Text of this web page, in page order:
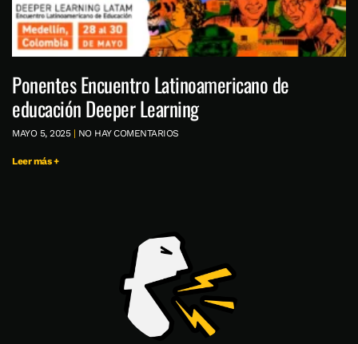
Ponentes Encuentro Latinoamericano de
educación Deeper Learning
MAYO 5, 2025 NO HAY COMENTARIOS
Leer más +